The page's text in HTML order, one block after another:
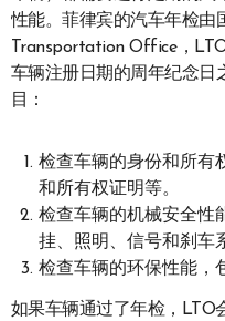
性能。菲律宾的汽车年检由
Transportation Office，
车辆注册日期的周年纪念日
目：
检查车辆的身份和所有
和所有权证明等。
检查车辆的机械安全性
挂、照明、信号和刹车
检查车辆的环保性能，
如果车辆通过了年检，LTO